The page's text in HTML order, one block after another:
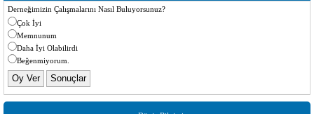
Derneğimizin Çalışmalarını Nasıl Buluyorsunuz?
Çok İyi
Memnunum
Daha İyi Olabilirdi
Beğenmiyorum.